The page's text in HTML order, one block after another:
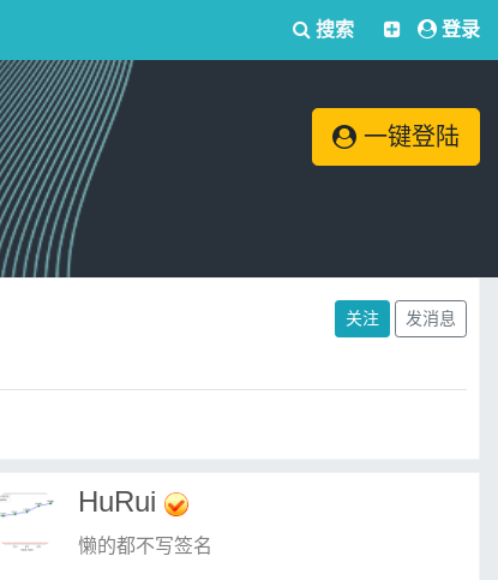
搜索 登录
一键登陆
关注 发消息
HuRui
懒的都不写签名